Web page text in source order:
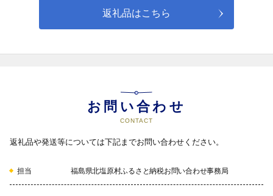
た太古の海水が、高温の地下水に溶け出して源泉になったもの
返礼品はこちら
お問い合わせ
CONTACT
返礼品や発送等については下記までお問い合わせください。
担当 福島県北塩原村ふるさと納税お問い合わせ事務局